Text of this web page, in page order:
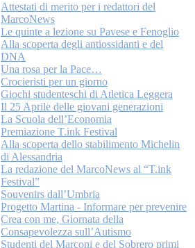
Attestati di merito per i redattori del
MarcoNews
Le quinte a lezione su Pavese e Fenoglio
Alla scoperta degli antiossidanti e del
DNA
Una rosa per la Pace…
Crocieristi per un giorno
Giochi studenteschi di Atletica Leggera
Il 25 Aprile delle giovani generazioni
La Scuola dell’Economia
Premiazione T.ink Festival
Alla scoperta dello stabilimento Michelin
di Alessandria
La redazione del MarcoNews al “T.ink
Festival”
Souvenirs dall’Umbria
Progetto Martina - Informare per prevenire
Crea con me, Giornata della
Consapevolezza sull’Autismo
Studenti del Marconi e del Sobrero primi